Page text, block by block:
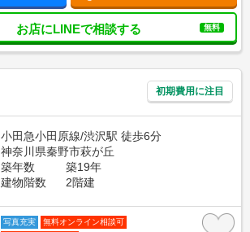
お店にLINEで相談する 無料
初期費用に注目
小田急小田原線/渋沢駅 徒歩6分
神奈川県秦野市萩が丘
築年数
築19年
建物階数
2階建
写真充実
無料オンライン相談可